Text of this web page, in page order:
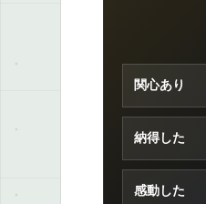
関心あり
納得した
感動した